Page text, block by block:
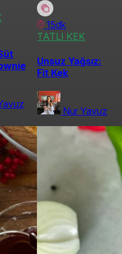
15dk
TATLI KEK
Unsuz Yağsız:
Fit Kek
Nur Yavuz